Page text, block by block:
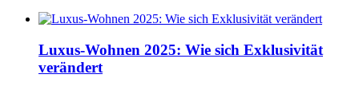
Luxus-Wohnen 2025: Wie sich Exklusivität
verändert